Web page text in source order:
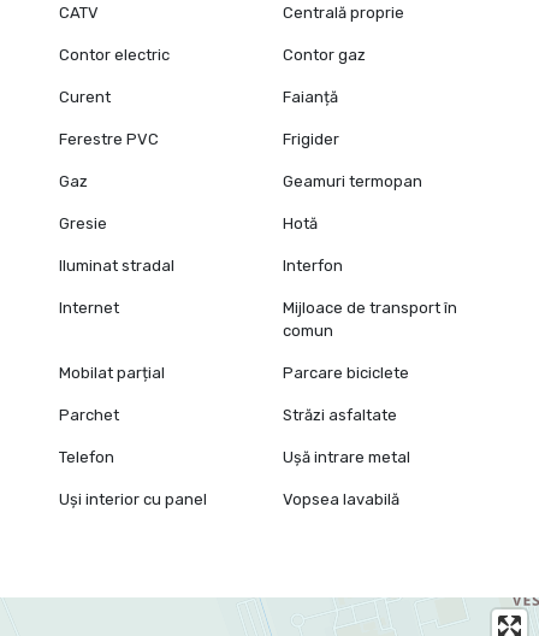
CATV Centrală proprie
Contor electric Contor gaz
Curent Faianță
Ferestre PVC Frigider
Gaz Geamuri termopan
Gresie Hotă
Iluminat stradal Interfon
Internet
Mijloace de transport în
comun
Mobilat parțial Parcare biciclete
Parchet Străzi asfaltate
Telefon Ușă intrare metal
Uși interior cu panel Vopsea lavabilă